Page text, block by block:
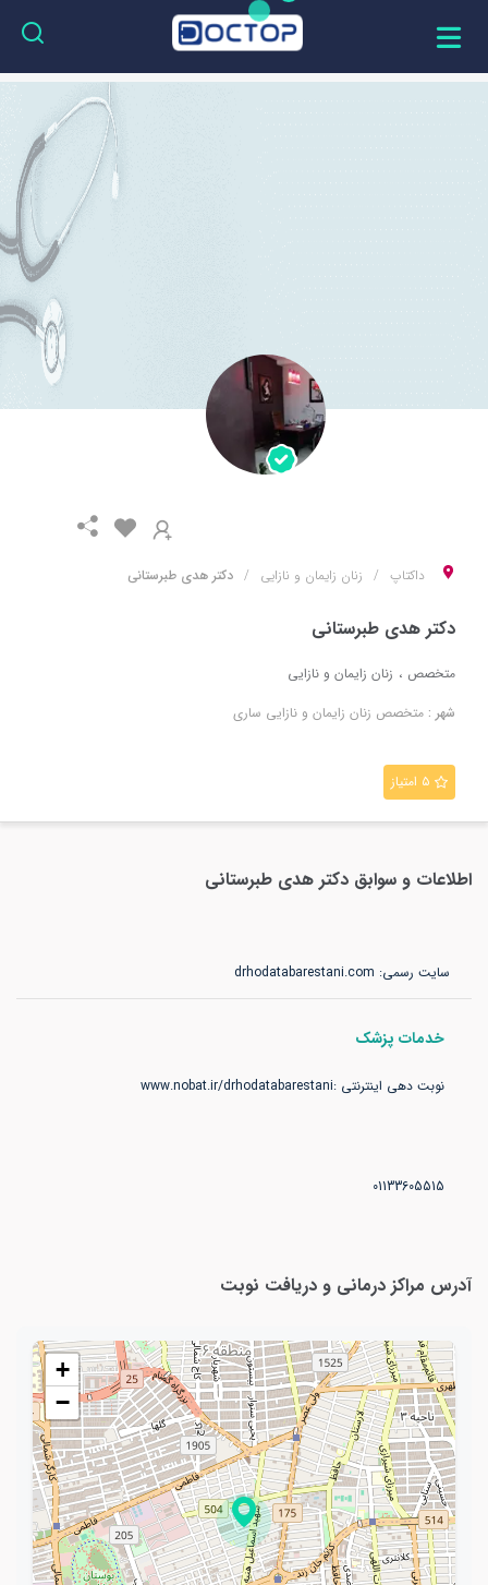
داکتاپ زنان زایمان و نازایی دکتر هدی طبرستانی
دکتر هدی طبرستانی
متخصص
زنان زایمان و نازایی
شهر : متخصص زنان زایمان و نازایی ساری
۵ امتیاز
اطلاعات و سوابق دکتر هدی طبرستانی
سایت رسمی: drhodatabarestani.com
خدمات پزشک
01133605515
آدرس مراکز درمانی و دریافت نوبت
+
−